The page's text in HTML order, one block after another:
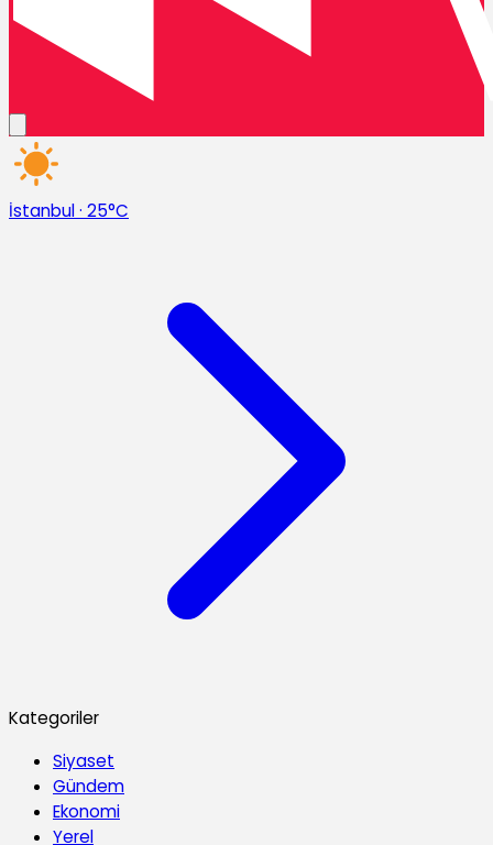
İstanbul· 25°C
Kategoriler
Siyaset
Gündem
Ekonomi
Yerel